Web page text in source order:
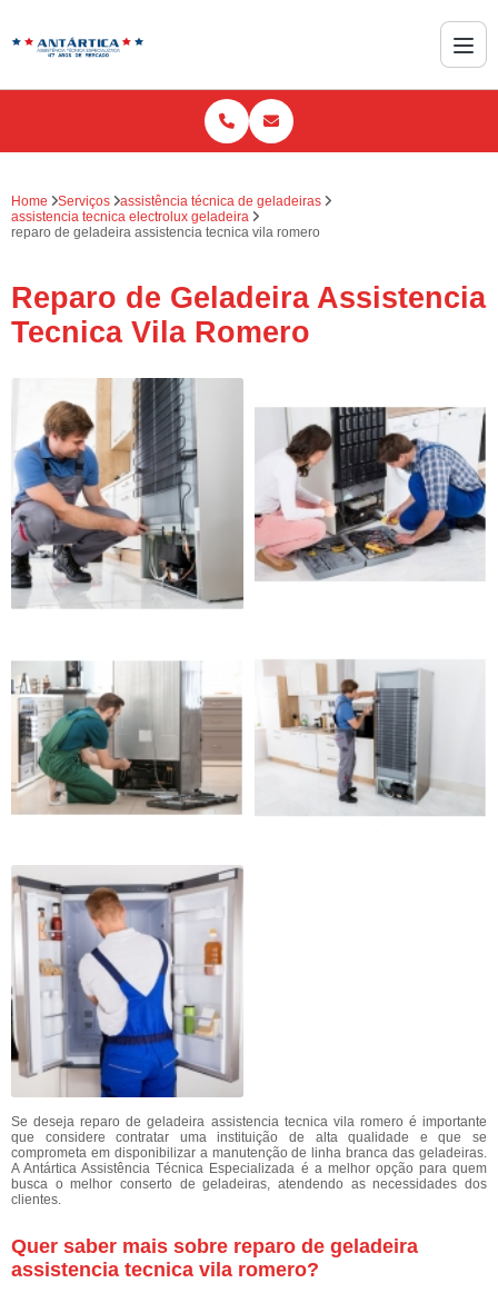
Home Serviços
assistência técnica de geladeiras
assistencia tecnica electrolux geladeira
reparo de geladeira assistencia tecnica vila romero
Reparo de Geladeira Assistencia
Tecnica Vila Romero
Se deseja reparo de geladeira assistencia tecnica vila romero é importante
que considere contratar uma instituição de alta qualidade e que se
comprometa em disponibilizar a manutenção de linha branca das geladeiras.
A Antártica Assistência Técnica Especializada é a melhor opção para quem
busca o melhor conserto de geladeiras, atendendo as necessidades dos
clientes.
Quer saber mais sobre reparo de geladeira
assistencia tecnica vila romero?